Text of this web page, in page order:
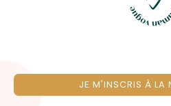
JE M'INSCRIS À LA